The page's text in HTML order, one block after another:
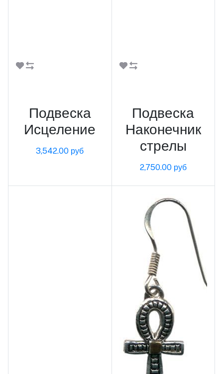
Подвеска
Исцеление
3,542.00 руб
Подвеска
Наконечник
стрелы
2,750.00 руб